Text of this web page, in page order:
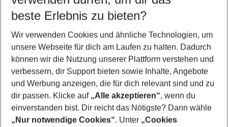
5-8 Nächte
2 Erwachsene Keine Kinder
Mehr Filter anzeigen
beste Erlebnis zu bieten?
Wir verwenden Cookies und ähnliche Technologien, um
unsere Webseite für dich am Laufen zu halten. Dadurch
können wir die Nutzung unserer Plattform verstehen und
verbessern, dir Support bieten sowie Inhalte, Angebote
und Werbung anzeigen, die für dich relevant sind und zu
dir passen. Klicke auf „Alle akzeptieren“, wenn du
einverstanden bist. Dir reicht das Nötigste? Dann wähle
„Nur notwendige Cookies“. Unter „Cookies